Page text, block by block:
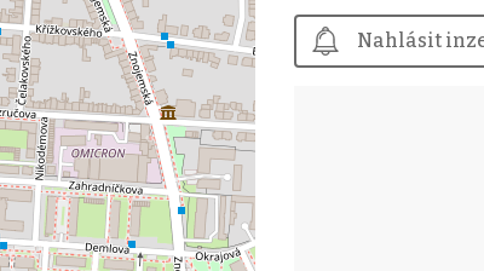
Nahlásit